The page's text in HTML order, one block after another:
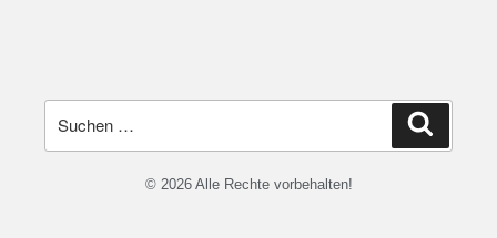
© 2026 Alle Rechte vorbehalten!